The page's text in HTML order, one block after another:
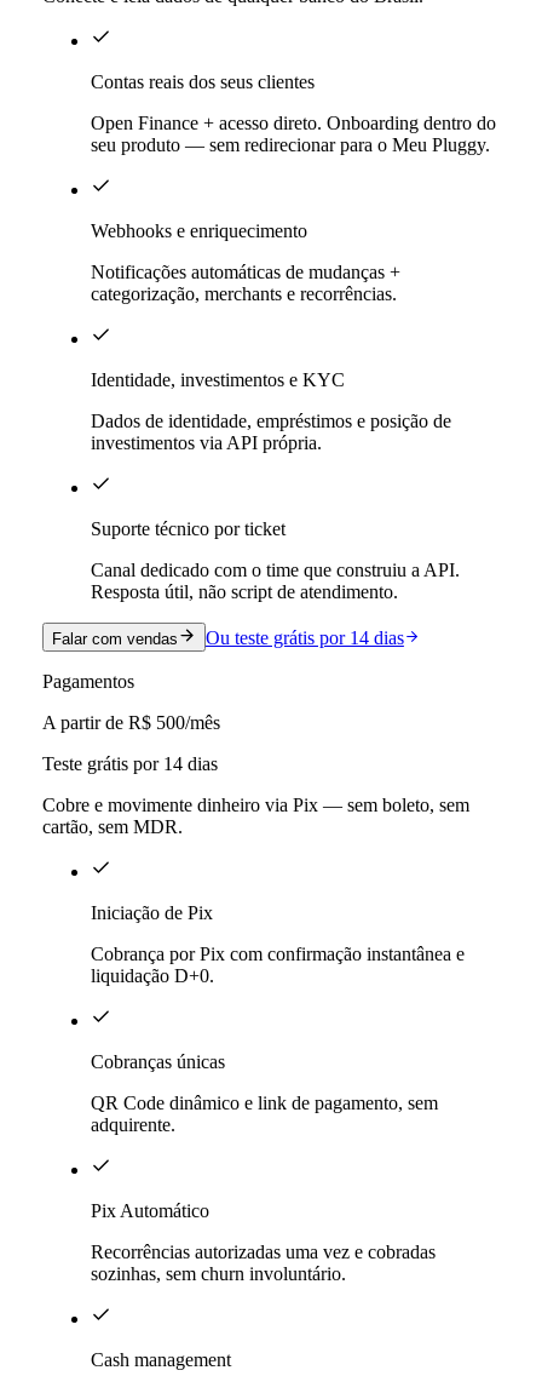
Contas reais dos seus clientes
Open Finance + acesso direto. Onboarding dentro do
seu produto — sem redirecionar para o Meu Pluggy.
Webhooks e enriquecimento
Notificações automáticas de mudanças +
categorização, merchants e recorrências.
Identidade, investimentos e KYC
Dados de identidade, empréstimos e posição de
investimentos via API própria.
Suporte técnico por ticket
Canal dedicado com o time que construiu a API.
Resposta útil, não script de atendimento.
Falar com vendas Ou teste grátis por 14 dias
Pagamentos
A partir de R$ 500/mês
Teste grátis por 14 dias
Cobre e movimente dinheiro via Pix — sem boleto, sem
cartão, sem MDR.
Iniciação de Pix
Cobrança por Pix com confirmação instantânea e
liquidação D+0.
Cobranças únicas
QR Code dinâmico e link de pagamento, sem
adquirente.
Pix Automático
Recorrências autorizadas uma vez e cobradas
sozinhas, sem churn involuntário.
Cash management